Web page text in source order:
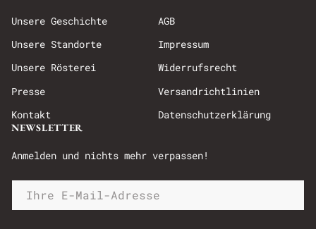
Unsere Geschichte
Unsere Standorte
Unsere Rösterei
Presse
Kontakt
AGB
Impressum
Widerrufsrecht
Versandrichtlinien
Datenschutzerklärung
NEWSLETTER
Anmelden und nichts mehr verpassen!